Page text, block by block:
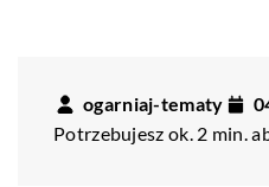
ogarniaj-tematy
Potrzebujesz ok. 2 min.